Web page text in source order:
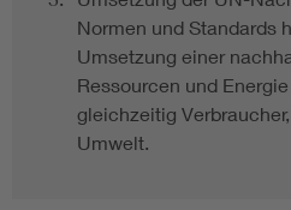
Normen und Standards
Umsetzung einer
Ressourcen und
gleichzeitig
Umwelt.